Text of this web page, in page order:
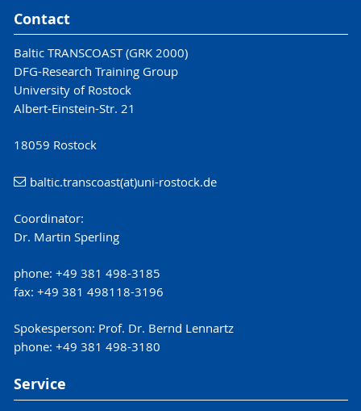
Contact
Baltic TRANSCOAST (GRK 2000)
DFG-Research Training Group
University of Rostock
Albert-Einstein-Str. 21
18059 Rostock
baltic.transcoast(at)uni-rostock.de
Coordinator:
Dr. Martin Sperling
phone: +49 381 498-3185
fax: +49 381 498118-3196
Spokesperson: Prof. Dr. Bernd Lennartz
phone: +49 381 498-3180
Service